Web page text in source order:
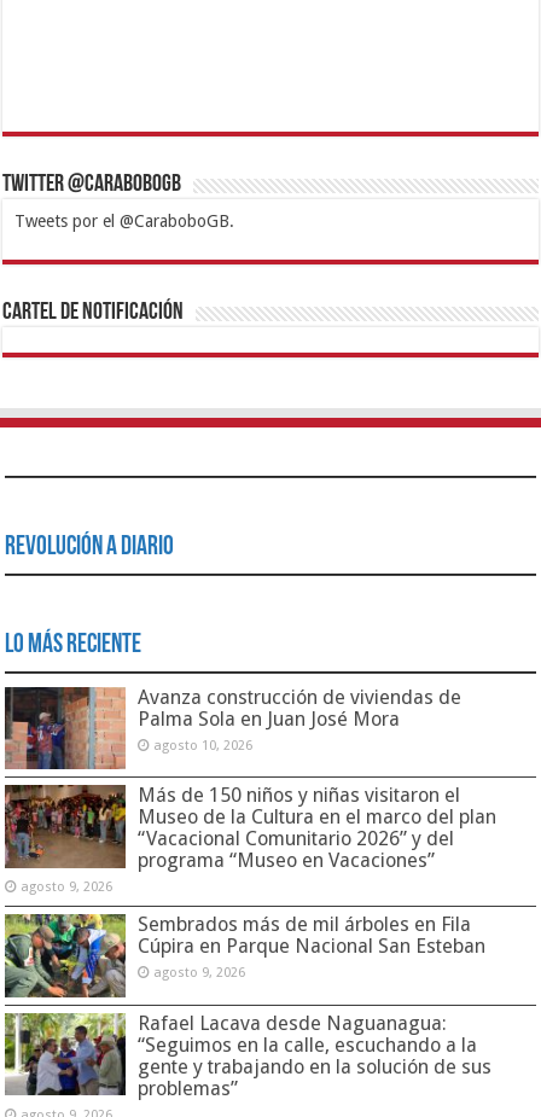
Twitter @CaraboboGB
Tweets por el @CaraboboGB.
1xbetBetturkeyBetistKralbetSupertotobetTipobetMatadorbetMariobet
https://mvbcasino.com/
Cartel de Notificación
Revolución a Diario
Lo Más Reciente
Avanza construcción de viviendas de
Palma Sola en Juan José Mora
agosto 10, 2026
Más de 150 niños y niñas visitaron el
Museo de la Cultura en el marco del plan
“Vacacional Comunitario 2026” y del
programa “Museo en Vacaciones”
agosto 9, 2026
Sembrados más de mil árboles en Fila
Cúpira en Parque Nacional San Esteban
agosto 9, 2026
Rafael Lacava desde Naguanagua:
“Seguimos en la calle, escuchando a la
gente y trabajando en la solución de sus
problemas”